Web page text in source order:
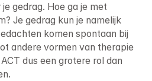
gedrag. Hoe ga je met
Je gedrag kun je namelijk
komen spontaan bij
andere vormen van therapie
dus een grotere rol dan